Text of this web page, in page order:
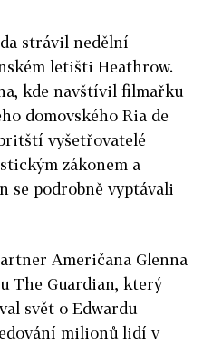
strávil nedělní
letišti Heathrow.
kde navštívil filmařku
domovského Ria de
vyšetřovatelé
zákonem a
se podrobně vyptávali
Američana Glenna
The Guardian, který
svět o Edwardu
milionů lidí v